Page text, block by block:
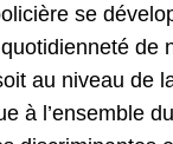
se
de
au niveau de
à l’ensemble